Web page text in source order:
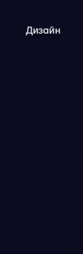
Дизайн